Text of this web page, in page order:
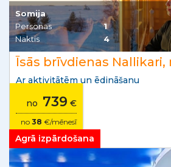
Somija
Personas
1
Naktis
4
Īsās brīvdienas Nallikari,
Ar aktivitātēm un ēdināšanu
no 739 €
no 38 €/mēnesī
Agrā izpārdošana